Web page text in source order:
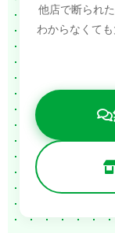
他店で断られ
わからなくても